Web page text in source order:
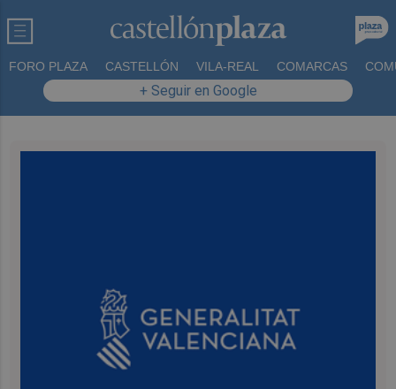
FORO PLAZA CASTELLÓN VILA-REAL COMARCAS
+ Seguir en Google